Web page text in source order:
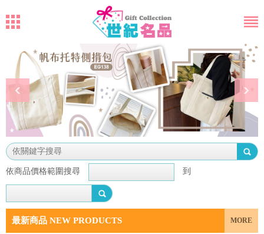
依商品價格範圍搜尋 到
最新商品 NEW PRODUCTS MORE